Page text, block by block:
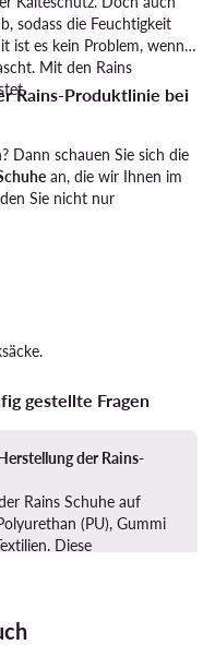
sodass die Feuchtigkeit
ist es kein Problem, wenn
Mit den Rains
Rains-Produktlinie bei
Dann schauen Sie sich die
an, die wir Ihnen im
Sie nicht nur
gestellte Fragen
der Rains-
Rains Schuhe auf
(PU), Gummi
Diese